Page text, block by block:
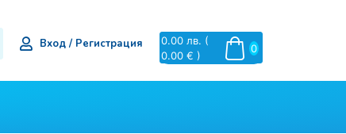
Вход / Регистрация 0
0.00 лв. (
0.00 € )